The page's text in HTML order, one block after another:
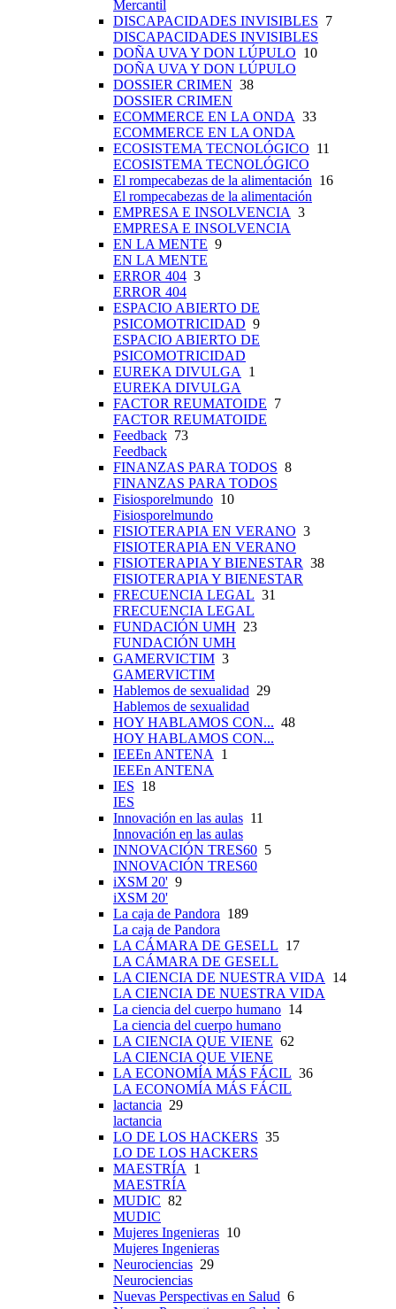
Mercantil
DISCAPACIDADES INVISIBLES 7
DISCAPACIDADES INVISIBLES
DOÑA UVA Y DON LÚPULO 10
DOÑA UVA Y DON LÚPULO
DOSSIER CRIMEN 38
DOSSIER CRIMEN
ECOMMERCE EN LA ONDA 33
ECOMMERCE EN LA ONDA
ECOSISTEMA TECNOLÓGICO 11
ECOSISTEMA TECNOLÓGICO
El rompecabezas de la alimentación 16
El rompecabezas de la alimentación
EMPRESA E INSOLVENCIA 3
EMPRESA E INSOLVENCIA
EN LA MENTE 9
EN LA MENTE
ERROR 404 3
ERROR 404
ESPACIO ABIERTO DE
PSICOMOTRICIDAD 9
ESPACIO ABIERTO DE
PSICOMOTRICIDAD
EUREKA DIVULGA
1
EUREKA DIVULGA
FACTOR REUMATOIDE 7
FACTOR REUMATOIDE
Feedback 73
Feedback
FINANZAS PARA TODOS 8
FINANZAS PARA TODOS
Fisiosporelmundo 10
Fisiosporelmundo
FISIOTERAPIA EN VERANO 3
FISIOTERAPIA EN VERANO
FISIOTERAPIA Y BIENESTAR 38
FISIOTERAPIA Y BIENESTAR
FRECUENCIA LEGAL 31
FRECUENCIA LEGAL
FUNDACIÓN UMH 23
FUNDACIÓN UMH
GAMERVICTIM 3
GAMERVICTIM
Hablemos de sexualidad 29
Hablemos de sexualidad
HOY HABLAMOS CON... 48
HOY HABLAMOS CON...
IEEEn ANTENA
1
IEEEn ANTENA
IES 18
IES
Innovación en las aulas 11
Innovación en las aulas
INNOVACIÓN TRES60 5
INNOVACIÓN TRES60
iXSM 20' 9
iXSM 20'
La caja de Pandora 189
La caja de Pandora
LA CÁMARA DE GESELL 17
LA CÁMARA DE GESELL
LA CIENCIA DE NUESTRA VIDA
14
LA CIENCIA DE NUESTRA VIDA
La ciencia del cuerpo humano 14
La ciencia del cuerpo humano
LA CIENCIA QUE VIENE 62
LA CIENCIA QUE VIENE
LA ECONOMÍA MÁS FÁCIL 36
LA ECONOMÍA MÁS FÁCIL
lactancia 29
lactancia
LO DE LOS HACKERS 35
LO DE LOS HACKERS
MAESTRÍA
1
MAESTRÍA
MUDIC 82
MUDIC
Mujeres Ingenieras 10
Mujeres Ingenieras
Neurociencias 29
Neurociencias
Nuevas Perspectivas en Salud 6